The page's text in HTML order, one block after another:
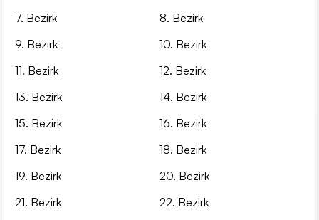
7. Bezirk
8. Bezirk
9. Bezirk
10. Bezirk
11. Bezirk
12. Bezirk
13. Bezirk
14. Bezirk
15. Bezirk
16. Bezirk
17. Bezirk
18. Bezirk
19. Bezirk
20. Bezirk
21. Bezirk
22. Bezirk